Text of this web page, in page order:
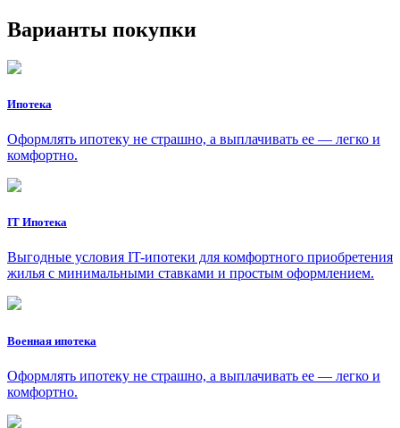
Варианты покупки
Ипотека
Оформлять ипотеку не страшно, а выплачивать ее — легко и
комфортно.
IT Ипотека
Выгодные условия IT-ипотеки для комфортного приобретения
жилья с минимальными ставками и простым оформлением.
Военная ипотека
Оформлять ипотеку не страшно, а выплачивать ее — легко и
комфортно.